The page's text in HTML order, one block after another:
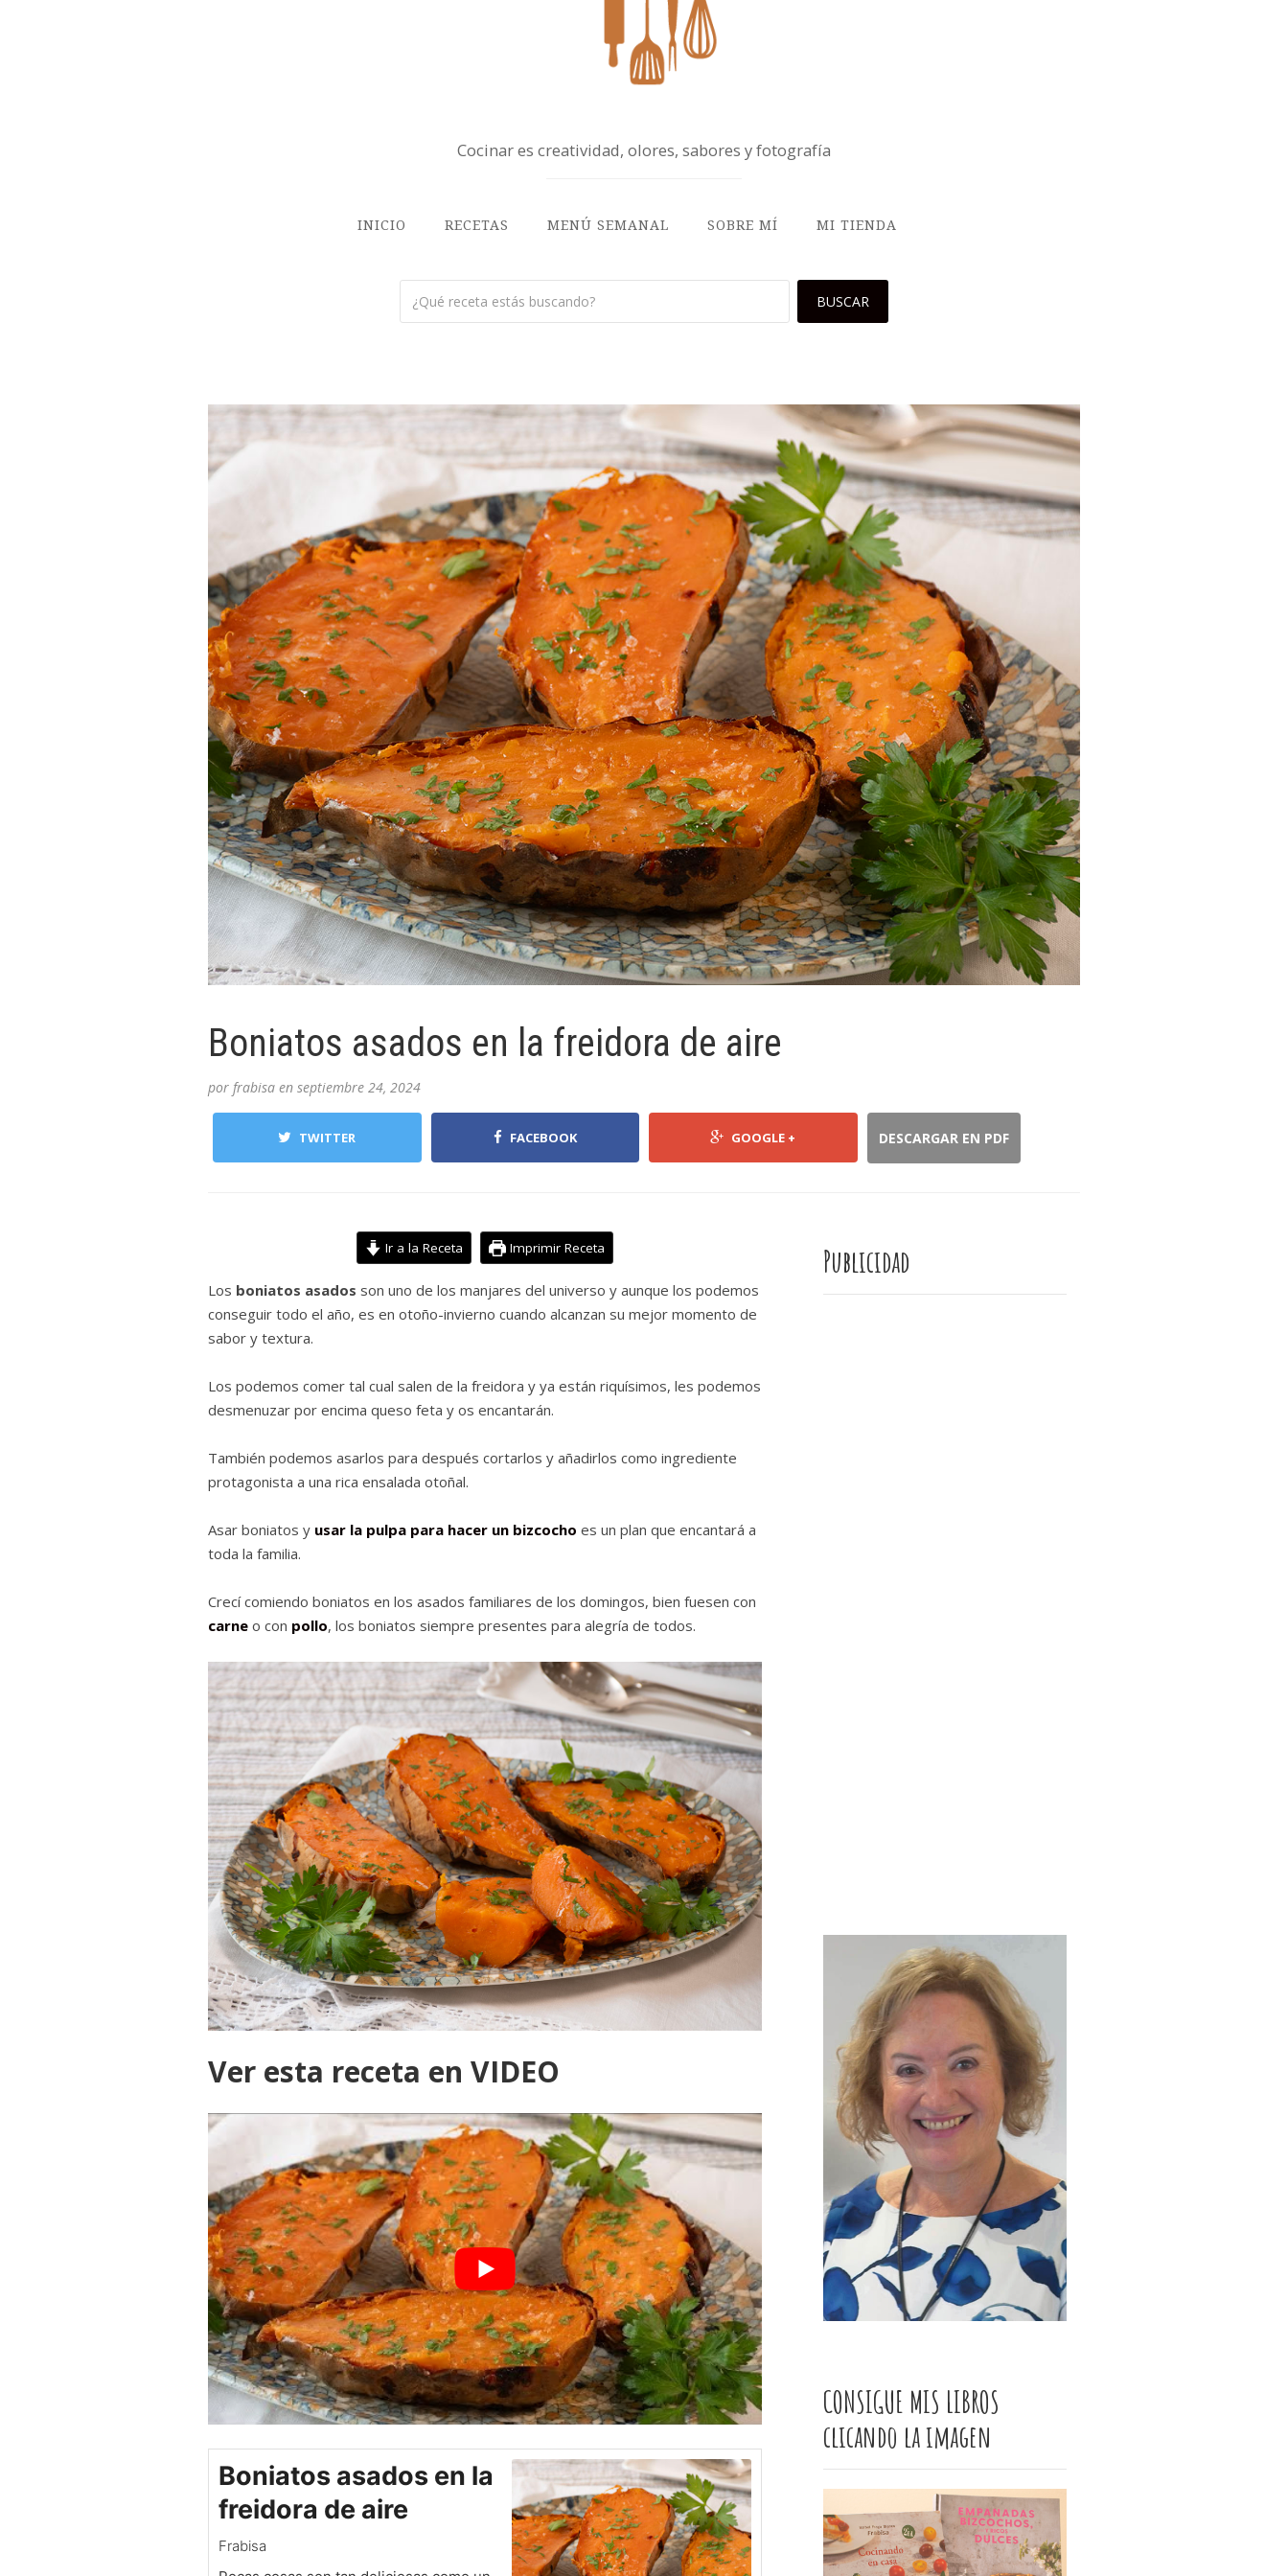
Cocinar es creatividad, olores, sabores y fotografía
INICIO RECETAS MENÚ SEMANAL SOBRE MÍ MI TIENDA
Boniatos asados en la freidora de aire
por frabisa en septiembre 24, 2024
TWITTER FACEBOOK GOOGLE + DESCARGAR EN PDF
Ir a la Receta Imprimir Receta
Los boniatos asados son uno de los manjares del universo y aunque los podemos
conseguir todo el año, es en otoño-invierno cuando alcanzan su mejor momento de
sabor y textura.
Los podemos comer tal cual salen de la freidora y ya están riquísimos, les podemos
desmenuzar por encima queso feta y os encantarán.
También podemos asarlos para después cortarlos y añadirlos como ingrediente
protagonista a una rica ensalada otoñal.
Asar boniatos y usar la pulpa para hacer un bizcocho es un plan que encantará a
toda la familia.
Crecí comiendo boniatos en los asados familiares de los domingos, bien fuesen con
carne o con pollo, los boniatos siempre presentes para alegría de todos.
Ver esta receta en VIDEO
Boniatos asados en la
freidora de aire
Frabisa
Publicidad
CONSIGUE MIS LIBROS
clicando la imagen